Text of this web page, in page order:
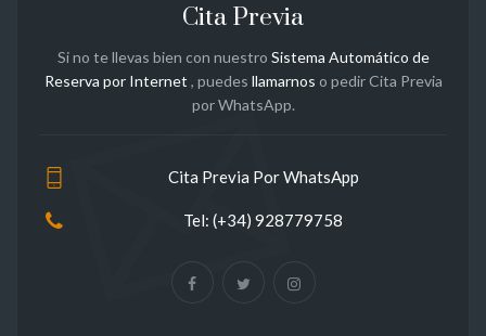
Cita Previa
Si no te llevas bien con nuestro Sistema Automático de
Reserva por Internet , puedes llamarnos o pedir Cita Previa
por WhatsApp.
Cita Previa Por WhatsApp
Tel: (+34) 928779758